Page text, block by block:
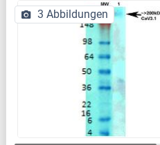
3 Abbildungen